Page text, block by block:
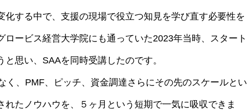
化する中で、支援の現場で役立つ知見を学び直す必要性を
ービス経営大学院にも通っていた2023年当時、スタート
思い、SAAを同時受講したのです。
、PMF、ピッチ、資金調達さらにその先のスケールとい
たノウハウを、５ヶ月という短期で一気に吸収できま